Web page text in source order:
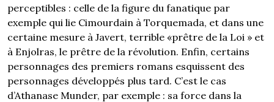
perceptibles : celle de la figure du fanatique par
exemple qui lie Cimourdain à Torquemada, et dans une
certaine mesure à Javert, terrible «prêtre de la Loi » et
à Enjolras, le prêtre de la révolution. Enfin, certains
personnages des premiers romans esquissent des
personnages développés plus tard. C’est le cas
d’Athanase Munder, par exemple : sa force dans la